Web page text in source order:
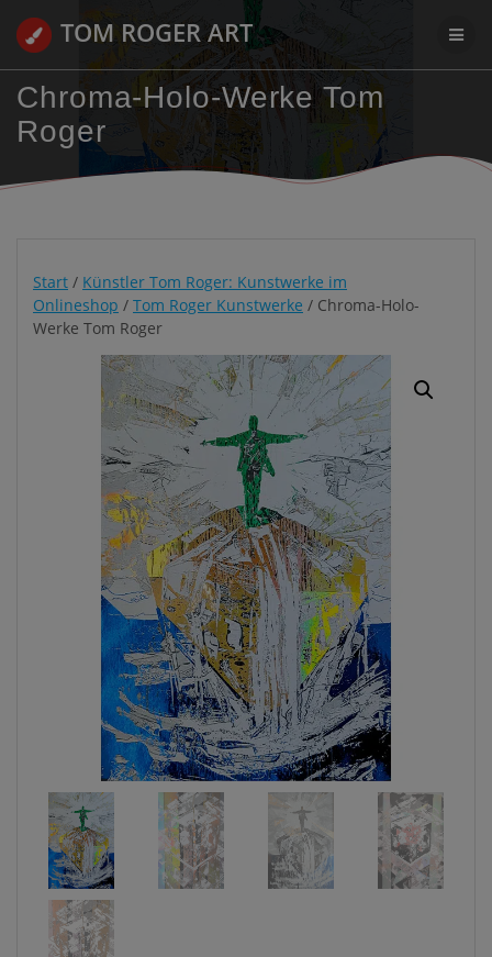
Inhalt
springen
TOM ROGER ART
Chroma-Holo-Werke Tom
Roger
Start / Künstler Tom Roger: Kunstwerke im
Onlineshop / Tom Roger Kunstwerke / Chroma-Holo-
Werke Tom Roger